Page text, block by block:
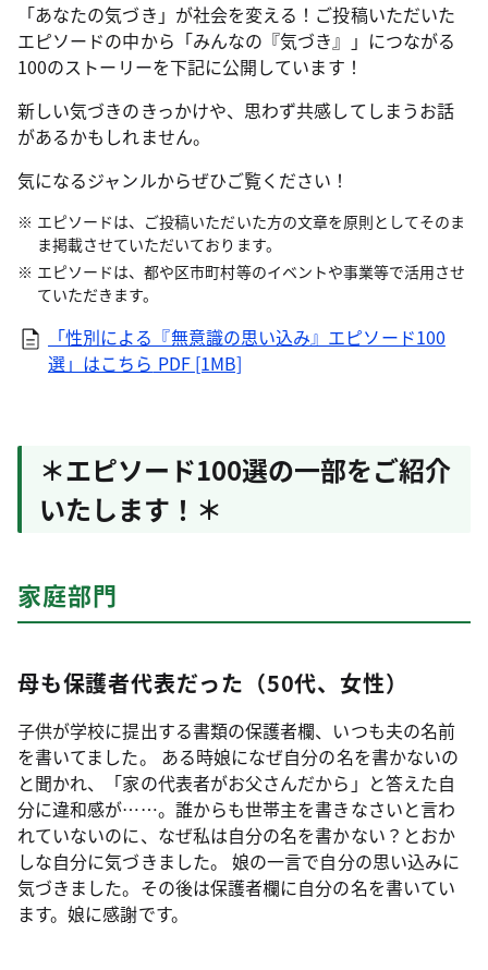
「あなたの気づき」が社会を変える！ご投稿いただいた
エピソードの中から「みんなの『気づき』」につながる
100のストーリーを下記に公開しています！
新しい気づきのきっかけや、思わず共感してしまうお話
があるかもしれません。
気になるジャンルからぜひご覧ください！
エピソードは、ご投稿いただいた方の文章を原則としてそのま
ま掲載させていただいております。
エピソードは、都や区市町村等のイベントや事業等で活用させ
ていただきます。
「性別による『無意識の思い込み』エピソード100
選」はこちら PDF [1MB]
＊エピソード100選の一部をご紹介
いたします！＊
家庭部門
母も保護者代表だった（50代、女性）
子供が学校に提出する書類の保護者欄、いつも夫の名前
を書いてました。 ある時娘になぜ自分の名を書かないの
と聞かれ、「家の代表者がお父さんだから」と答えた自
分に違和感が……。誰からも世帯主を書きなさいと言わ
れていないのに、なぜ私は自分の名を書かない？とおか
しな自分に気づきました。 娘の一言で自分の思い込みに
気づきました。その後は保護者欄に自分の名を書いてい
ます。娘に感謝です。